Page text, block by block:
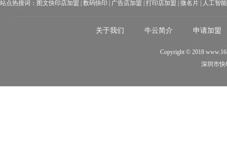
站点热搜词：图文快印店加盟 | 数码快印 | 广告店加盟 | 打印店加盟 | 微名片 | 人工智
关于我们 牛云简介 申请加盟
Copyright © 2018
深圳市快